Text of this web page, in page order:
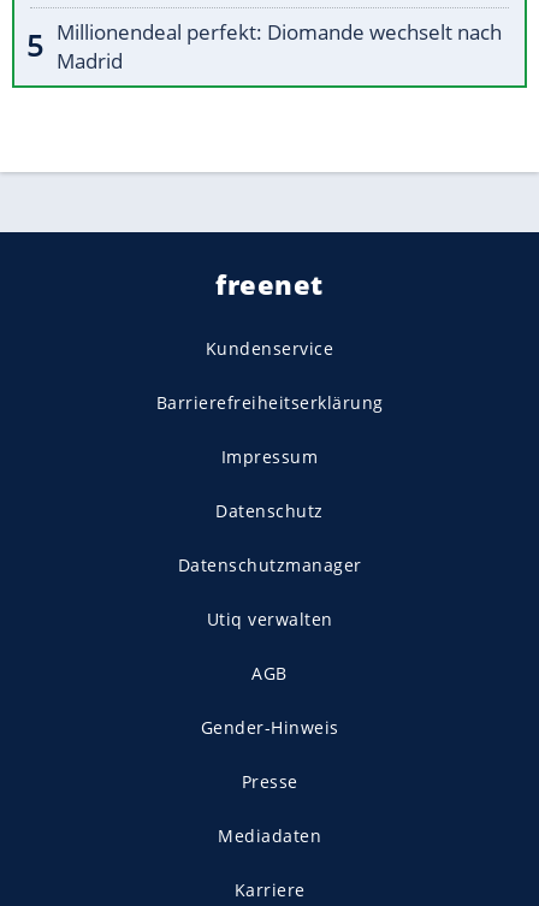
Millionendeal perfekt: Diomande wechselt nach
Madrid
freenet
Kundenservice
Barrierefreiheitserklärung
Impressum
Datenschutz
Datenschutzmanager
Utiq verwalten
AGB
Gender-Hinweis
Presse
Mediadaten
Karriere